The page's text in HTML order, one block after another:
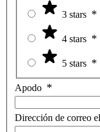
3 stars
4 stars
5 stars
Apodo
Dirección de correo